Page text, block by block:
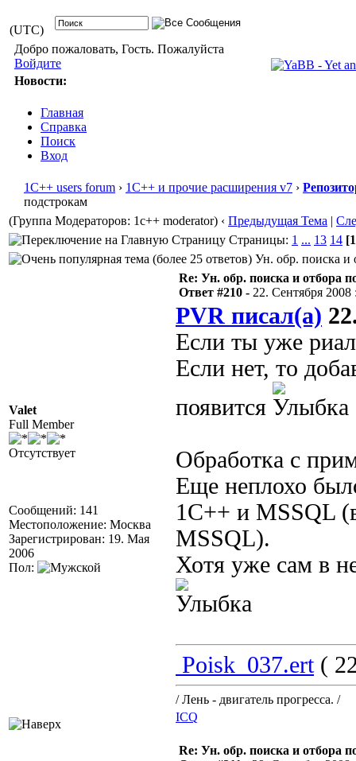
(UTC)
Добро пожаловать, Гость. Пожалуйста
Войдите
Новости:
Главная
Справка
Поиск
Вход
1С++ users forum › 1С++ и прочие расширения v7 ›
подстрокам
(Группа Модераторов: 1c++ moderator) ‹ Предыдущая Тема |
Страницы: 1 ... 13 14
Ун. обр. поиска и
Valet
Full Member
Отсутствует
Сообщений: 141
Местоположение: Москва
Зарегистрирован: 19. Мая
2006
Пол:
Re: Ун. обр. поиска и отбора
Ответ #210 - 22. Сентября 2008
PVR писал(а)
Если ты уже
Если нет, то
появится
Обработка с
Еще неплохо
1С++ и MSSQL
MSSQL).
Хотя уже сам в
Poisk_037.ert(
/ Лень - двигатель прогресса. /
ICQ
Re: Ун. обр. поиска и отбора